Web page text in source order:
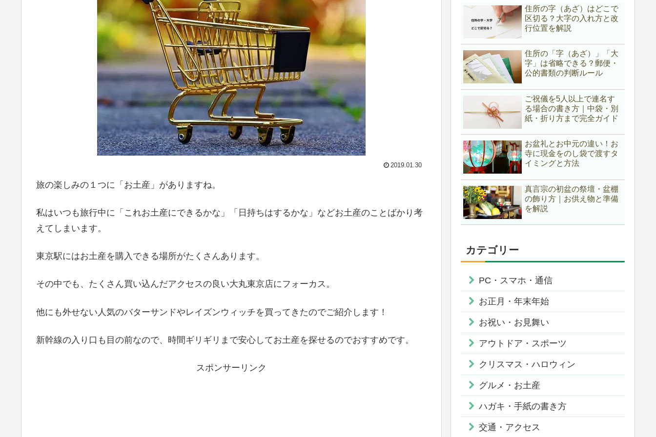
2019.01.30
旅の楽しみの１つに「お土産」がありますね。
私はいつも旅行中に「これお土産にできるかな」「日持ちはするかな」などお土産のことばかり考
えてしまいます。
東京駅にはお土産を購入できる場所がたくさんあります。
その中でも、たくさん買い込んだアクセスの良い大丸東京店にフォーカス。
他にも外せない人気のバターサンドやレイズンウィッチを買ってきたのでご紹介します！
新幹線の入り口も目の前なので、時間ギリギリまで安心してお土産を探せるのでおすすめです。
スポンサーリンク
住所の字（あざ）はどこで
区切る？大字の入れ方と改
行位置を解説
住所の「字（あざ）」「大
字」は省略できる？郵便・
公的書類の判断ルール
ご祝儀を5人以上で連名す
る場合の書き方｜中袋・別
紙・折り方まで完全ガイド
お盆礼とお中元の違い！お
寺に現金をのし袋で渡すタ
イミングと方法
真言宗の初盆の祭壇・盆棚
の飾り方｜お供え物と準備
を解説
カテゴリー
PC・スマホ・通信
お正月・年末年始
お祝い・お見舞い
アウトドア・スポーツ
クリスマス・ハロウィン
グルメ・お土産
ハガキ・手紙の書き方
交通・アクセス